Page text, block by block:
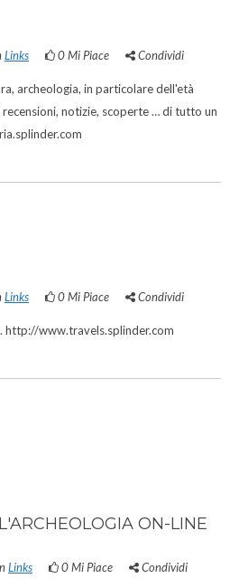
Links 0Mi Piace Condividi
archeologia, in particolare dell'età
notizie, scoperte … di tutto un
Links 0Mi Piace Condividi
http://www.travels.splinder.com
ON-LINE
Links 0Mi Piace Condividi